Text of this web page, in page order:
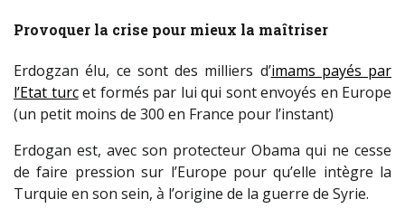
Provoquer la crise pour mieux la maîtriser
Erdogzan élu, ce sont des milliers d’imams payés par
l’Etat turcet formés par lui qui sont envoyés en Europe
(un petit moins de 300 en France pour l’instant)
Erdogan est, avec son protecteur Obama qui ne cesse
de faire pression sur l’Europe pour qu’elle intègre la
Turquie en son sein, à l’origine de la guerre de Syrie.